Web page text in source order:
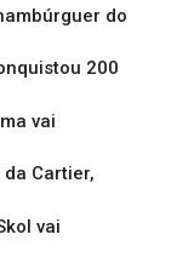
do
200
vai
Cartier,
vai